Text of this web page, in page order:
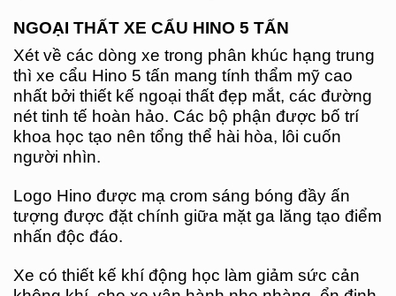
NGOẠI THẤT XE CẨU HINO 5 TẤN
Xét về các dòng xe trong phân khúc hạng trung
thì xe cẩu Hino 5 tấn mang tính thẩm mỹ cao
nhất bởi thiết kế ngoại thất đẹp mắt, các đường
nét tinh tế hoàn hảo. Các bộ phận được bố trí
khoa học tạo nên tổng thể hài hòa, lôi cuốn
người nhìn.
Logo Hino được mạ crom sáng bóng đầy ấn
tượng được đặt chính giữa mặt ga lăng tạo điểm
nhấn độc đáo.
Xe có thiết kế khí động học làm giảm sức cản